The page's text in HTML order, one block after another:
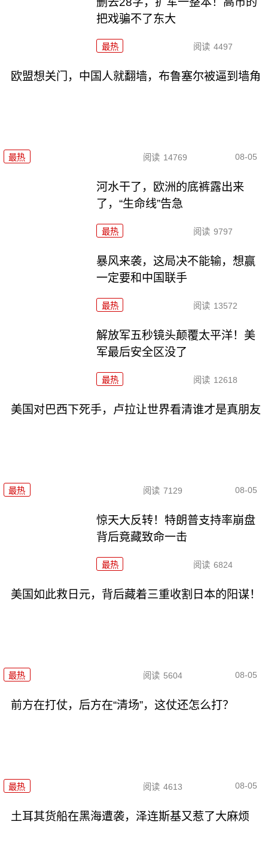
把戏骗不了东大
最热 阅读 4497
欧盟想关门，中国人就翻墙，布鲁塞尔被逼到墙角
最热 阅读 14769 08-05
河水干了，欧洲的底裤露出来
了，“生命线”告急
最热 阅读 9797
暴风来袭，这局决不能输，想赢
一定要和中国联手
最热 阅读 13572
解放军五秒镜头颠覆太平洋！美
军最后安全区没了
最热 阅读 12618
美国对巴西下死手，卢拉让世界看清谁才是真朋友
最热 阅读 7129 08-05
惊天大反转！特朗普支持率崩盘
背后竟藏致命一击
最热 阅读 6824
美国如此救日元，背后藏着三重收割日本的阳谋！
最热 阅读 5604 08-05
前方在打仗，后方在“清场”，这仗还怎么打？
最热 阅读 4613 08-05
土耳其货船在黑海遭袭，泽连斯基又惹了大麻烦